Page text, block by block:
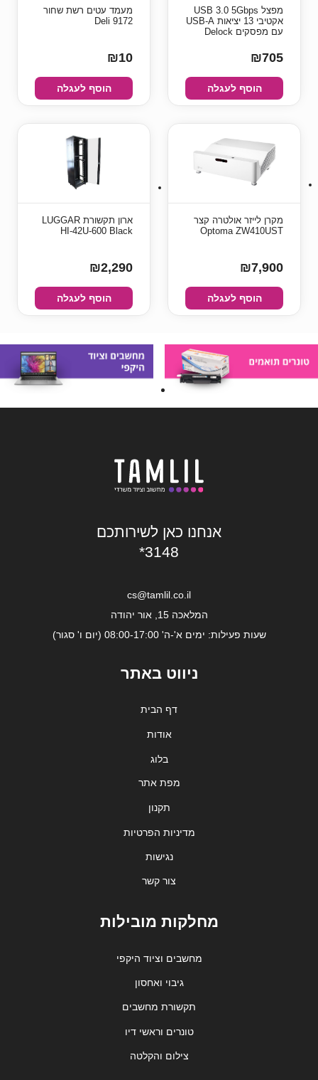
מפצל USB 3.0 5Gbps
אקטיבי 13 יציאות USB-A
עם מפסקים Delock
₪705
הוסף לעגלה
מעמד עטים רשת שחור
Deli 9172
₪10
הוסף לעגלה
מקרן לייזר אולטרה קצר
Optoma ZW410UST
₪7,900
הוסף לעגלה
ארון תקשורת LUGGAR
HI-42U-600 Black
₪2,290
הוסף לעגלה
אנחנו כאן לשירותכם
*3148
cs@tamlil.co.il
המלאכה 15, אור יהודה
שעות פעילות: ימים א'-ה' 08:00-17:00 (יום ו' סגור)
ניווט באתר
דף הבית
אודות
בלוג
מפת אתר
תקנון
מדיניות הפרטיות
נגישות
צור קשר
מחלקות מובילות
מחשבים וציוד היקפי
גיבוי ואחסון
תקשורת מחשבים
טונרים וראשי דיו
צילום והקלטה